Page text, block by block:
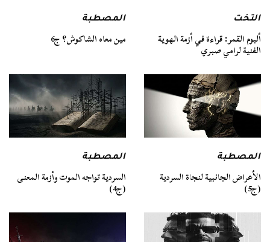
التخت
ألبوم القمر: قراءة في أزمة الهوية
الفنية لرامي صبري
المصطبة
مين معاه الشاكوش؟ ج6
المصطبة
الأعراض الجانبية لنجاة السردية
(ج5)
المصطبة
السردية تواجه الموت وأزمة المعنى
(ج4)